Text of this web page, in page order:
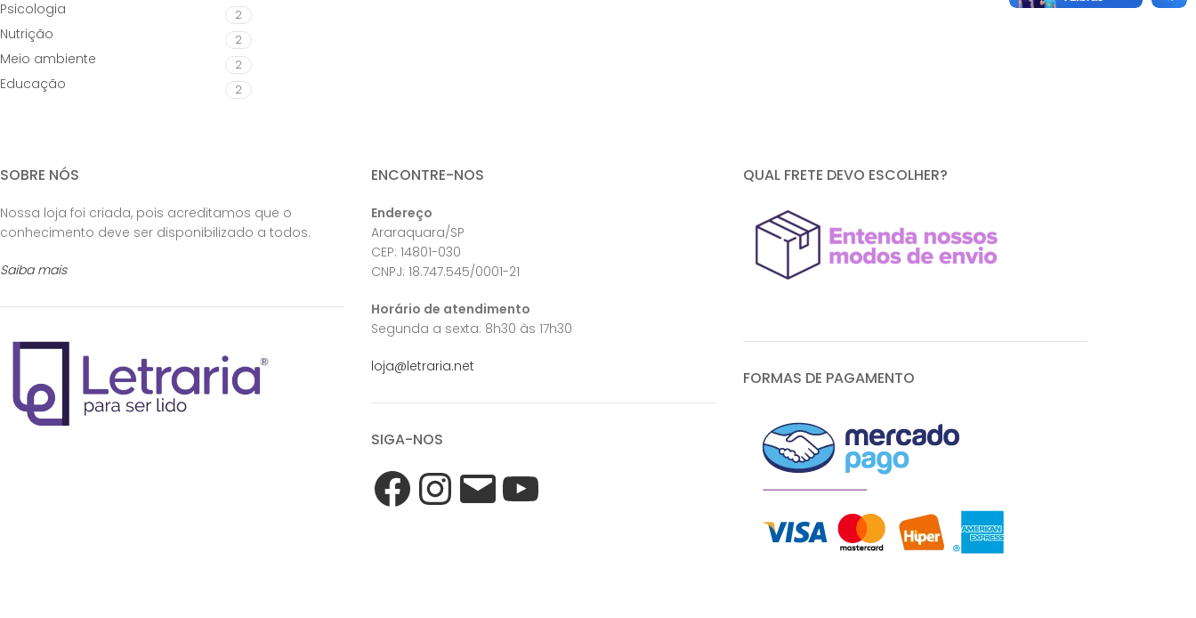
Psicologia 2
Nutrição 2
Meio ambiente 2
Educação 2
SOBRE NÓS
Nossa loja foi criada, pois acreditamos que o
conhecimento deve ser disponibilizado a todos.
Saiba mais
ENCONTRE-NOS
Endereço
Araraquara/SP
CEP: 14801-030
CNPJ: 18.747.545/0001-21
Horário de atendimento
Segunda a sexta: 8h30 às 17h30
loja@letraria.net
SIGA-NOS
QUAL FRETE DEVO ESCOLHER?
FORMAS DE PAGAMENTO